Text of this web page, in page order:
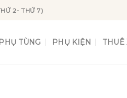
2- THỨ 7)
PHỤ TÙNG PHỤ KIỆN THUÊ